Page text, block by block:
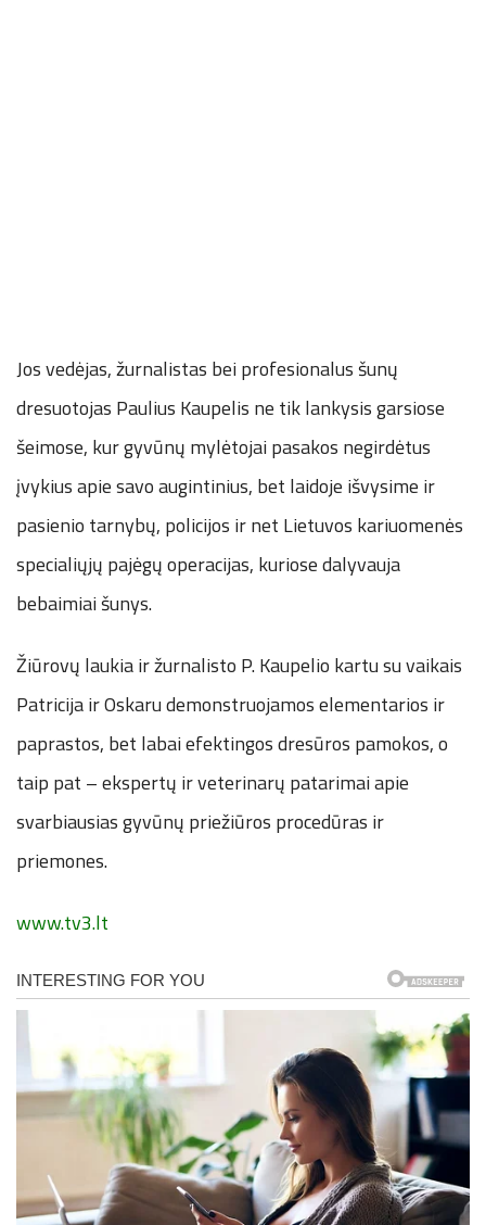
Jos vedėjas, žurnalistas bei profesionalus šunų
dresuotojas Paulius Kaupelis ne tik lankysis garsiose
šeimose, kur gyvūnų mylėtojai pasakos negirdėtus
įvykius apie savo augintinius, bet laidoje išvysime ir
pasienio tarnybų, policijos ir net Lietuvos kariuomenės
specialiųjų pajėgų operacijas, kuriose dalyvauja
bebaimiai šunys.
Žiūrovų laukia ir žurnalisto P. Kaupelio kartu su vaikais
Patricija ir Oskaru demonstruojamos elementarios ir
paprastos, bet labai efektingos dresūros pamokos, o
taip pat – ekspertų ir veterinarų patarimai apie
svarbiausias gyvūnų priežiūros procedūras ir
priemones.
www.tv3.lt